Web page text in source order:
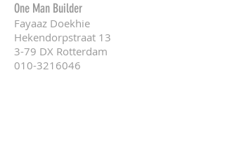
One Man Builder
Fayaaz Doekhie
Hekendorpstraat 13
3-79 DX Rotterdam
010-3216046